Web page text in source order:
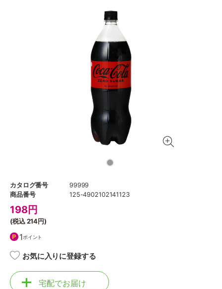
カタログ番号
99999
商品番号
125-4902102141123
198円
(税込214円)
1ポイント
お気に入りに登録する
宅配でお届け